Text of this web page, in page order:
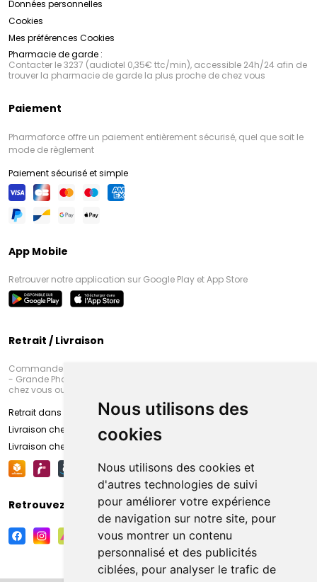
Nous utilisons des
cookies
Nous utilisons des cookies et
d'autres technologies de suivi
pour améliorer votre expérience
de navigation sur notre site, pour
vous montrer un contenu
personnalisé et des publicités
ciblées, pour analyser le trafic de
Données personnelles
Cookies
Mes préférences Cookies
Pharmacie de garde :
Contacter le 3237 (audiotel 0,35€ ttc/min), accessible 24h/24 afin de
trouver la pharmacie de garde la plus proche de chez vous
Paiement
Pharmaforce offre un paiement entièrement sécurisé, quel que soit le
mode de règlement
Paiement sécurisé et simple
App Mobile
Retrouver notre application sur Google Play et App Store
Retrait / Livraison
Commandez en ligne et venez chercher votre commande à Amiens
- Grande Pharmacie d’Amiens (Fachon) ou recevez-là rapidement
chez vous ou en point retrait
Retrait dans la pharmacie d’Amiens
Livraison chez vous
Livraison chez votre commerçant
Retrouvez-nous sur vos réseaux sociaux